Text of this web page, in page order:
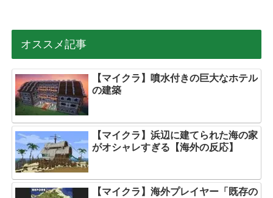
オススメ記事
【マイクラ】噴水付きの巨大なホテル
の建築
【マイクラ】浜辺に建てられた海の家
がオシャレすぎる【海外の反応】
【マイクラ】海外プレイヤー「既存の